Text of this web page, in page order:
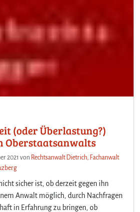
(oder Überlastung?)
Oberstaatsanwalts
2021 von Rechtsanwalt Dietrich, Fachanwalt
sicher ist, ob derzeit gegen ihn
Anwalt möglich, durch Nachfragen
in Erfahrung zu bringen, ob